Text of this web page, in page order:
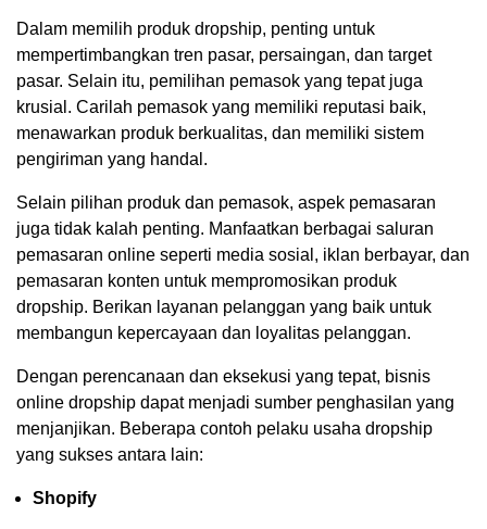
Dalam memilih produk dropship, penting untuk
mempertimbangkan tren pasar, persaingan, dan target
pasar. Selain itu, pemilihan pemasok yang tepat juga
krusial. Carilah pemasok yang memiliki reputasi baik,
menawarkan produk berkualitas, dan memiliki sistem
pengiriman yang handal.
Selain pilihan produk dan pemasok, aspek pemasaran
juga tidak kalah penting. Manfaatkan berbagai saluran
pemasaran online seperti media sosial, iklan berbayar, dan
pemasaran konten untuk mempromosikan produk
dropship. Berikan layanan pelanggan yang baik untuk
membangun kepercayaan dan loyalitas pelanggan.
Dengan perencanaan dan eksekusi yang tepat, bisnis
online dropship dapat menjadi sumber penghasilan yang
menjanjikan. Beberapa contoh pelaku usaha dropship
yang sukses antara lain:
Shopify